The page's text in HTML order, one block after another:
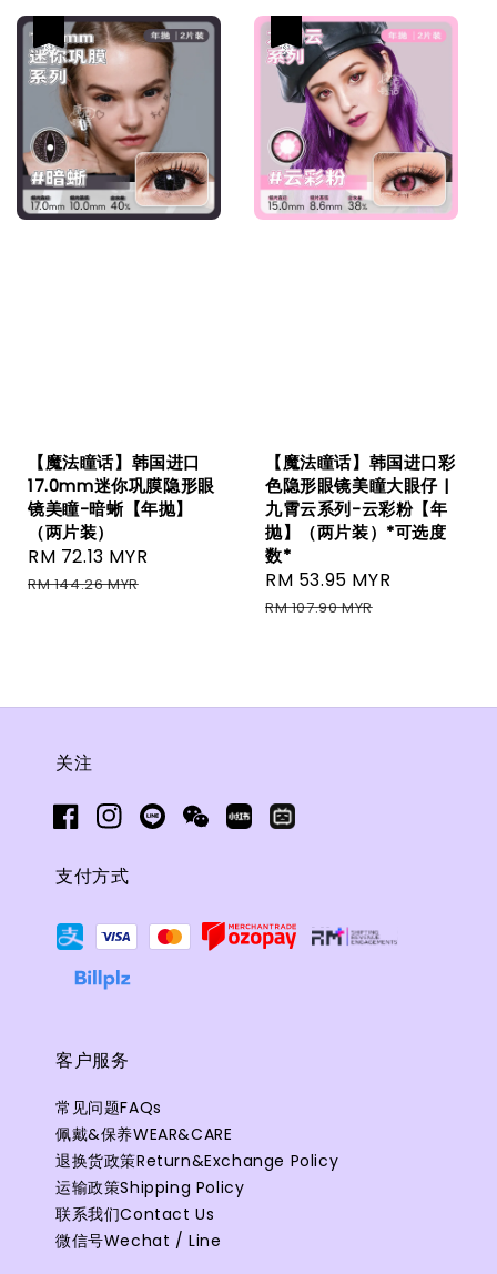
【魔法瞳话】韩国进口
17.0mm迷你巩膜隐形眼
镜美瞳-暗蜥【年抛】
（两片装）
Sale
price
RM 72.13 MYR
RM 144.26 MYR
【魔法瞳话】韩国进口彩
色隐形眼镜美瞳大眼仔 |
九霄云系列-云彩粉【年
抛】（两片装）*可选度
数*
Sale
price
RM 53.95 MYR
RM 107.90 MYR
关注
支付方式
客户服务
常见问题FAQs
佩戴&保养WEAR&CARE
退换货政策Return&Exchange Policy
运输政策Shipping Policy
联系我们Contact Us
微信号Wechat / Line